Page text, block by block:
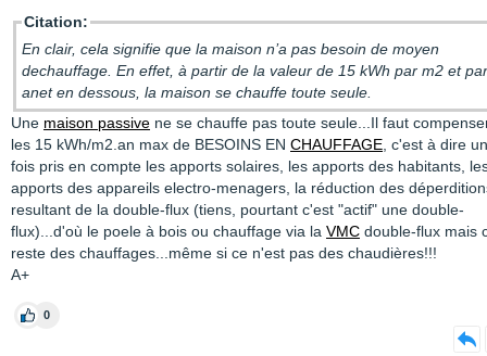
Citation:
En clair, cela signifie que la maison n’a pas besoin de moyen
dechauffage. En effet, à partir de la valeur de 15 kWh par m2 et par
anet en dessous, la maison se chauffe toute seule.
Une maison passive ne se chauffe pas toute seule...Il faut
les 15 kWh/m2.an max de BESOINS EN CHAUFFAGE , c'est à dire
fois pris en compte les apports solaires, les apports des habitants,
apports des appareils electro-menagers, la réduction des
resultant de la double-flux (tiens, pourtant c'est "actif" une double-
flux)...d'où le poele à bois ou chauffage via la VMC double-flux mais
reste des chauffages...même si ce n'est pas des chaudières!!!
A+
0